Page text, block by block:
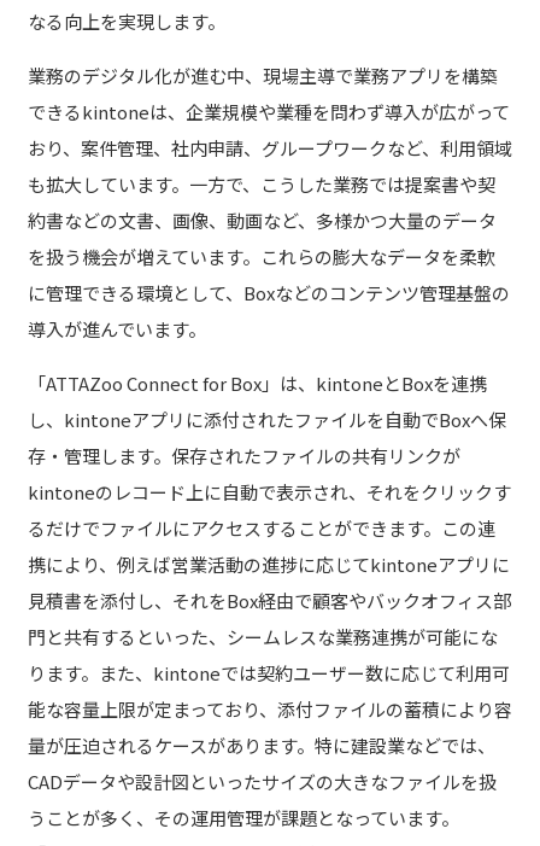
なる向上を実現します。
業務のデジタル化が進む中、現場主導で業務アプリを構築
できるkintoneは、企業規模や業種を問わず導入が広がって
おり、案件管理、社内申請、グループワークなど、利用領域
も拡大しています。一方で、こうした業務では提案書や契
約書などの文書、画像、動画など、多様かつ大量のデータ
を扱う機会が増えています。これらの膨大なデータを柔軟
に管理できる環境として、Boxなどのコンテンツ管理基盤の
導入が進んでいます。
「ATTAZoo Connect for Box」は、kintoneとBoxを連携
し、kintoneアプリに添付されたファイルを自動でBoxへ保
存・管理します。保存されたファイルの共有リンクが
kintoneのレコード上に自動で表示され、それをクリックす
るだけでファイルにアクセスすることができます。この連
携により、例えば営業活動の進捗に応じてkintoneアプリに
見積書を添付し、それをBox経由で顧客やバックオフィス部
門と共有するといった、シームレスな業務連携が可能にな
ります。また、kintoneでは契約ユーザー数に応じて利用可
能な容量上限が定まっており、添付ファイルの蓄積により容
量が圧迫されるケースがあります。特に建設業などでは、
CADデータや設計図といったサイズの大きなファイルを扱
うことが多く、その運用管理が課題となっています。